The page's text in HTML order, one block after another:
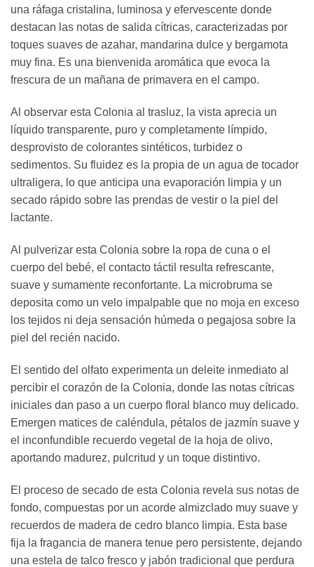
una ráfaga cristalina, luminosa y efervescente donde
destacan las notas de salida cítricas, caracterizadas por
toques suaves de azahar, mandarina dulce y bergamota
muy fina. Es una bienvenida aromática que evoca la
frescura de un mañana de primavera en el campo.
Al observar esta Colonia al trasluz, la vista aprecia un
líquido transparente, puro y completamente límpido,
desprovisto de colorantes sintéticos, turbidez o
sedimentos. Su fluidez es la propia de un agua de tocador
ultraligera, lo que anticipa una evaporación limpia y un
secado rápido sobre las prendas de vestir o la piel del
lactante.
Al pulverizar esta Colonia sobre la ropa de cuna o el
cuerpo del bebé, el contacto táctil resulta refrescante,
suave y sumamente reconfortante. La microbruma se
deposita como un velo impalpable que no moja en exceso
los tejidos ni deja sensación húmeda o pegajosa sobre la
piel del recién nacido.
El sentido del olfato experimenta un deleite inmediato al
percibir el corazón de la Colonia, donde las notas cítricas
iniciales dan paso a un cuerpo floral blanco muy delicado.
Emergen matices de caléndula, pétalos de jazmín suave y
el inconfundible recuerdo vegetal de la hoja de olivo,
aportando madurez, pulcritud y un toque distintivo.
El proceso de secado de esta Colonia revela sus notas de
fondo, compuestas por un acorde almizclado muy suave y
recuerdos de madera de cedro blanco limpia. Esta base
fija la fragancia de manera tenue pero persistente, dejando
una estela de talco fresco y jabón tradicional que perdura